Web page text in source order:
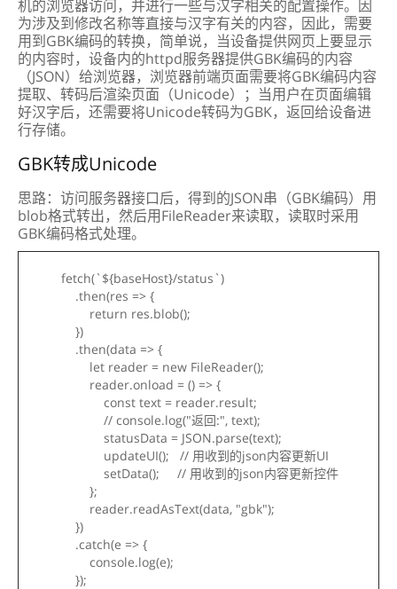
机的浏览器访问，并进行一些与汉字相关的配置操作。因
为涉及到修改名称等直接与汉字有关的内容，因此，需要
用到GBK编码的转换，简单说，当设备提供网页上要显示
的内容时，设备内的httpd服务器提供GBK编码的内容
（JSON）给浏览器，浏览器前端页面需要将GBK编码内容
提取、转码后渲染页面（Unicode）；当用户在页面编辑
好汉字后，还需要将Unicode转码为GBK，返回给设备进
行存储。
GBK转成Unicode
思路：访问服务器接口后，得到的JSON串（GBK编码）用
blob格式转出，然后用FileReader来读取，读取时采用
GBK编码格式处理。
fetch(`${baseHost}/status`)
.then(res => {
return res.blob();
})
.then(data => {
let reader = new FileReader();
reader.onload = () => {
const text = reader.result;
// console.log("返回:", text);
statusData = JSON.parse(text);
updateUI(); // 用收到的json内容更新UI
setData(); // 用收到的json内容更新控件
};
reader.readAsText(data, "gbk");
})
.catch(e => {
console.log(e);
});